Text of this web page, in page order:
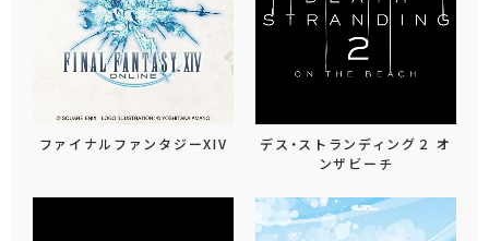
ファイナルファンタジーXIV
デス・ストランディング２ オ
ンザビーチ